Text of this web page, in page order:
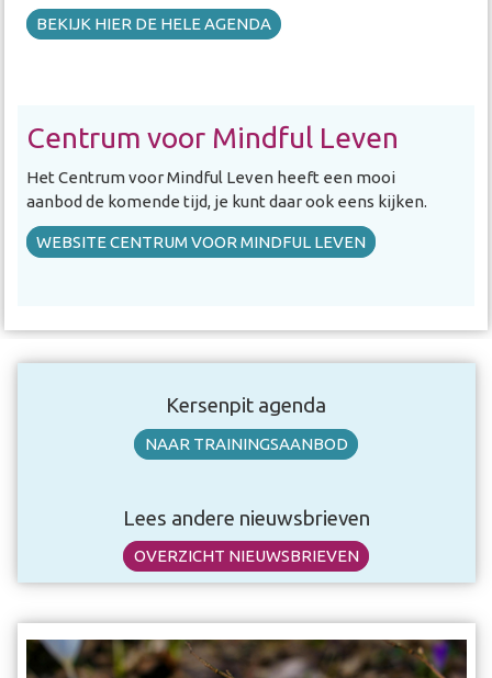
BEKIJK HIER DE HELE AGENDA
Centrum voor Mindful Leven
Het Centrum voor Mindful Leven heeft een mooi
aanbod de komende tijd, je kunt daar ook eens kijken.
WEBSITE CENTRUM VOOR MINDFUL LEVEN
Kersenpit agenda
NAAR TRAININGSAANBOD
Lees andere nieuwsbrieven
OVERZICHT NIEUWSBRIEVEN